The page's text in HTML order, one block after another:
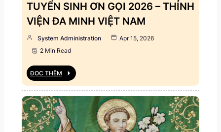
TUYỂN SINH ƠN GỌI 2026 – THỈNH
VIỆN ĐA MINH VIỆT NAM
System Administration
Apr 15, 2026
2 Min Read
ĐỌC THÊM